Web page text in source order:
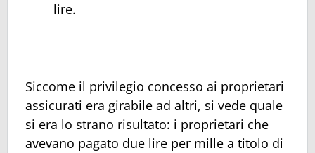
lire.
Siccome il privilegio concesso ai proprietari
assicurati era girabile ad altri, si vede quale
si era lo strano risultato: i proprietari che
avevano pagato due lire per mille a titolo di